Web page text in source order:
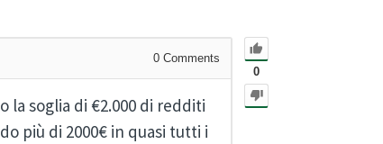
0
0 Comments
la soglia di €2.000 di redditi
più di 2000€ in quasi tutti i